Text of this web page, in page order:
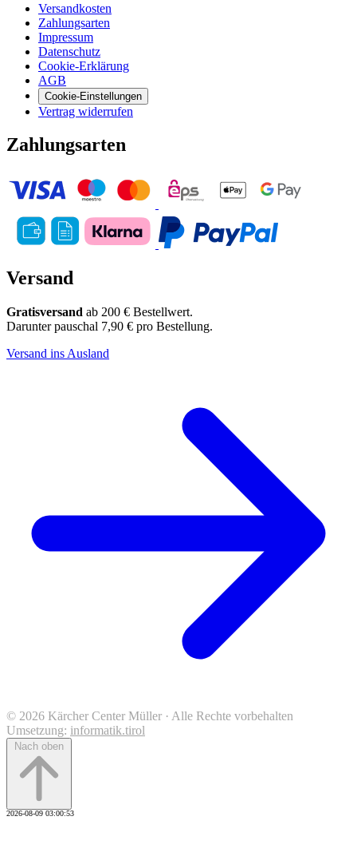
Versandkosten
Zahlungsarten
Impressum
Datenschutz
Cookie-Erklärung
AGB
Cookie-Einstellungen
Vertrag widerrufen
Zahlungsarten
Versand
Gratisversand ab 200 € Bestellwert.
Darunter pauschal 7,90 € pro Bestellung.
Versand ins Ausland
© 2026 Kärcher Center Müller · Alle Rechte vorbehalten
Umsetzung: informatik.tirol
Nach oben
2026-08-09 03:00:53